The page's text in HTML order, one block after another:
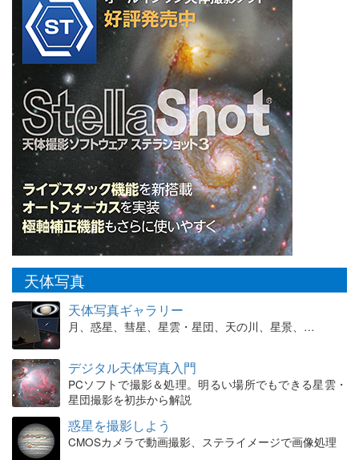
天体写真
天体写真ギャラリー
月、惑星、彗星、星雲・星団、天の川、星景、…
デジタル天体写真入門
PCソフトで撮影＆処理。明るい場所でもできる星雲・
星団撮影を初歩から解説
惑星を撮影しよう
CMOSカメラで動画撮影、ステライメージで画像処理